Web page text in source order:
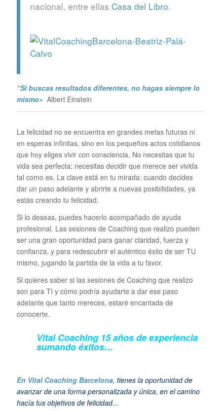
nacional, entre ellas Casa del Libro.
“Si buscas resultados diferentes, no hagas siempre lo
mismo» Albert Einstein
La felicidad no se encuentra en grandes metas futuras ni
en esperas infinitas, sino en los pequeños actos cotidianos
que hoy eliges vivir con consciencia. No necesitas que tu
vida sea perfecta; necesitas decidir que merece ser vivida
tal como es. La clave está en tu mirada: cuando decides
dar un paso adelante y abrirte a nuevas posibilidades, ya
estás creando tu felicidad.
Si lo deseas, puedes hacerlo acompañado de ayuda
profesional. Las sesiones de Coaching que realizo pueden
ser una gran oportunidad para ganar claridad, fuerza y
confianza, y para redescubrir el auténtico éxito de ser TU
mismo, jugando la partida de la vida a tu favor.
Si quieres saber si las sesiones de Coaching que realizo
son para TI y cómo podría ayudarte a dar ese paso
adelante que tanto mereces, estaré encantada de
conocerte.
Vital Coaching 15 años de experiencia
sumando éxitos…
En Vital Coaching Barcelona, tienes la oportunidad de
avanzar de una forma personalizada y única, en el camino
hacía tus objetivos de felicidad…